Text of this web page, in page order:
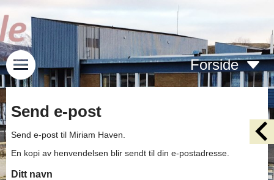
Forside
Send e-post
Send e-post til Miriam Haven.
En kopi av henvendelsen blir sendt til din e-postadresse.
Ditt navn